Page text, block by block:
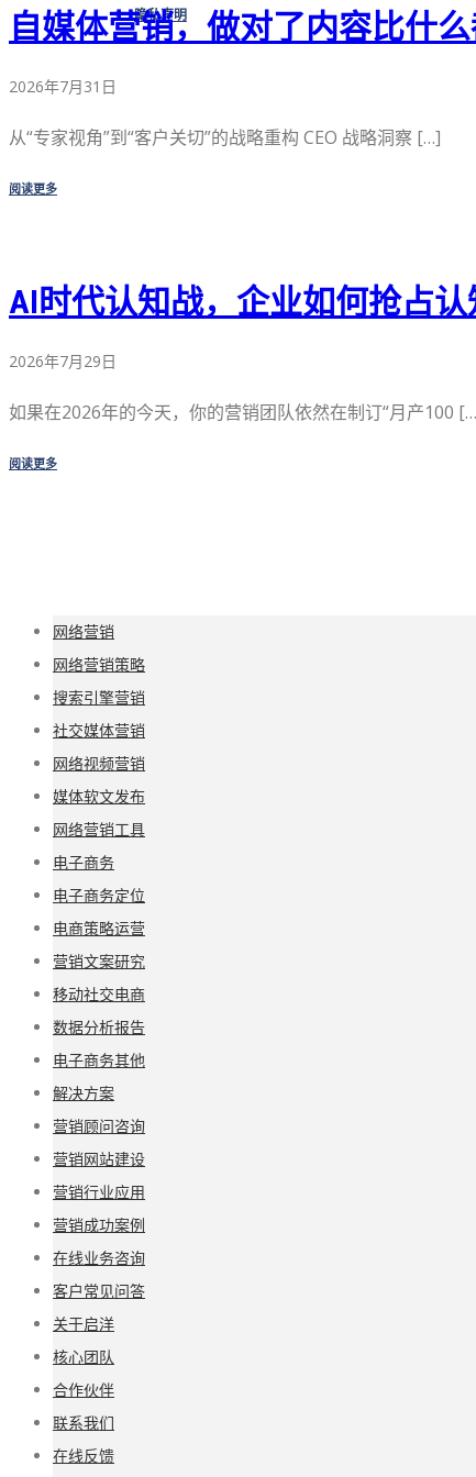
隐私声明
自媒体营销，做对了内容比什
2026年7月31日
从“专家视角”到“客户关切”的战略重构 CEO 战略洞察 […]
阅读更多
AI时代认知战，企业如何抢占
2026年7月29日
如果在2026年的今天，你的营销团队依然在制订“月产100
阅读更多
网络营销
网络营销策略
搜索引擎营销
社交媒体营销
网络视频营销
媒体软文发布
网络营销工具
电子商务
电子商务定位
电商策略运营
营销文案研究
移动社交电商
数据分析报告
电子商务其他
解决方案
营销顾问咨询
营销网站建设
营销行业应用
营销成功案例
在线业务咨询
客户常见问答
关于启洋
核心团队
合作伙伴
联系我们
在线反馈